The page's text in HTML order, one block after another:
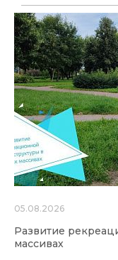
05.08.2026
Развитие
массивах